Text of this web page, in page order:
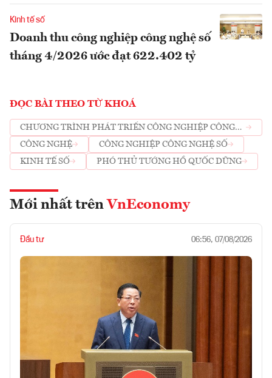
Kinh tế số
Doanh thu công nghiệp công nghệ số
tháng 4/2026 ước đạt 622.402 tỷ
ĐỌC BÀI THEO TỪ KHOÁ
CHƯƠNG TRÌNH PHÁT TRIỂN CÔNG NGHIỆP CÔNG
NGHỆ SỐ
CÔNG NGHỆ
CÔNG NGHIỆP CÔNG NGHỆ SỐ
KINH TẾ SỐ
PHÓ THỦ TƯỚNG HỒ QUỐC DŨNG
Mới nhất trên VnEconomy
Đầu tư 06:56, 07/08/2026